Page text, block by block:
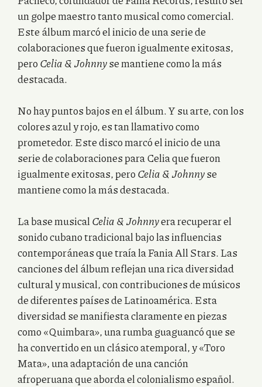
un golpe maestro tanto musical como comercial.
Este álbum marcó el inicio de una serie de
colaboraciones que fueron igualmente exitosas,
peroCelia & Johnnyse mantiene como la más
destacada.
No hay puntos bajos en el álbum. Y su arte, con los
colores azul y rojo, es tan llamativo como
prometedor. Este disco marcó el inicio de una
serie de colaboraciones para Celia que fueron
igualmente exitosas, peroCelia & Johnnyse
mantiene como la más destacada.
La base musicalCelia & Johnnyera recuperar el
sonido cubano tradicional bajo las influencias
contemporáneas que traía la Fania All Stars. Las
canciones del álbum reflejan una rica diversidad
cultural y musical, con contribuciones de músicos
de diferentes países de Latinoamérica. Esta
diversidad se manifiesta claramente en piezas
como «Quimbara», una rumba guaguancó que se
ha convertido en un clásico atemporal, y «Toro
Mata», una adaptación de una canción
afroperuana que aborda el colonialismo español.